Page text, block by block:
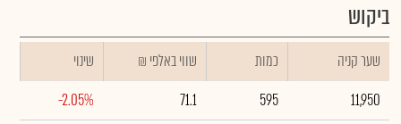
ביקוש
שער קניה כמות ₪ שווי באלפי
שינוי
11,950
595
71.1
-2.05%